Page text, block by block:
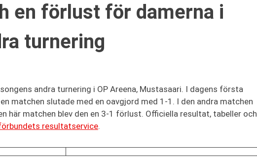
en förlust för damerna i
turnering
andra turnering i OP Areena, Mustasaari. I dagens första
matchen slutade med en oavgjord med 1-1. I den andra matchen
här matchen blev den en 3-1 förlust. Officiella resultat, tabeller och
resultatservice.